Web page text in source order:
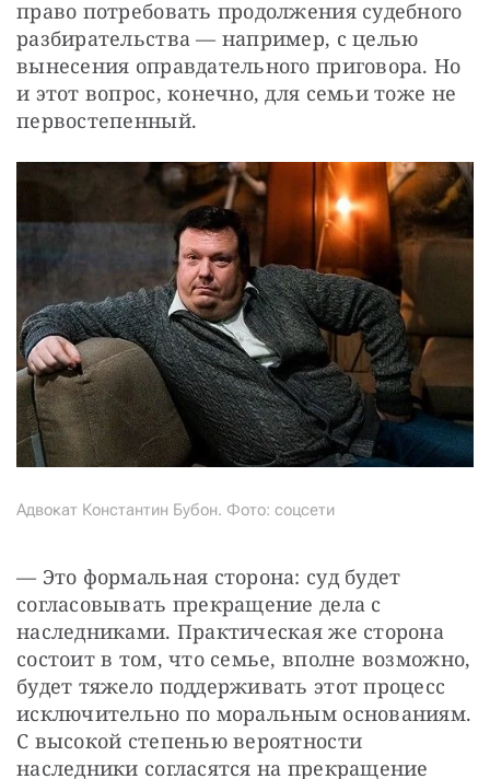
право потребовать продолжения судебного
разбирательства — например, с целью
вынесения оправдательного приговора. Но
и этот вопрос, конечно, для семьи тоже не
первостепенный.
Адвокат Константин Бубон. Фото: соцсети
— Это формальная сторона: суд будет
согласовывать прекращение дела с
наследниками. Практическая же сторона
состоит в том, что семье, вполне возможно,
будет тяжело поддерживать этот процесс
исключительно по моральным основаниям.
С высокой степенью вероятности
наследники согласятся на прекращение